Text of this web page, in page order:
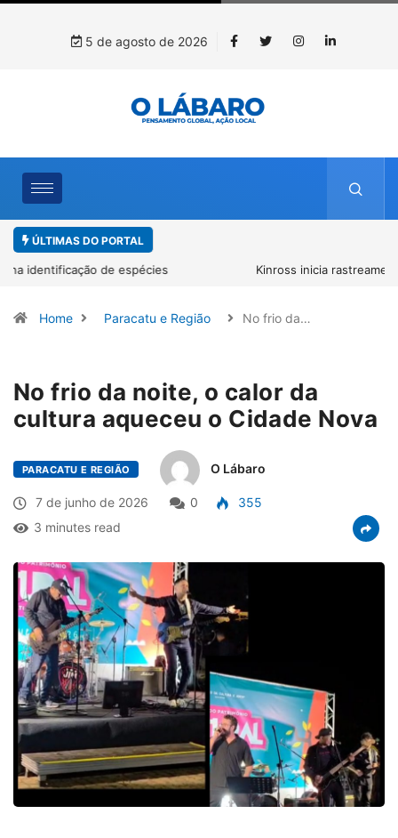
5 de agosto de 2026
ÚLTIMAS DO PORTAL
Kinross inicia rastreamento digital de 10 mil mudas usadas na
Home Paracatu e Região No frio da…
No frio da noite, o calor da
cultura aqueceu o Cidade Nova
PARACATU E REGIÃO O Lábaro
7 de junho de 2026 0
355
3 minutes read